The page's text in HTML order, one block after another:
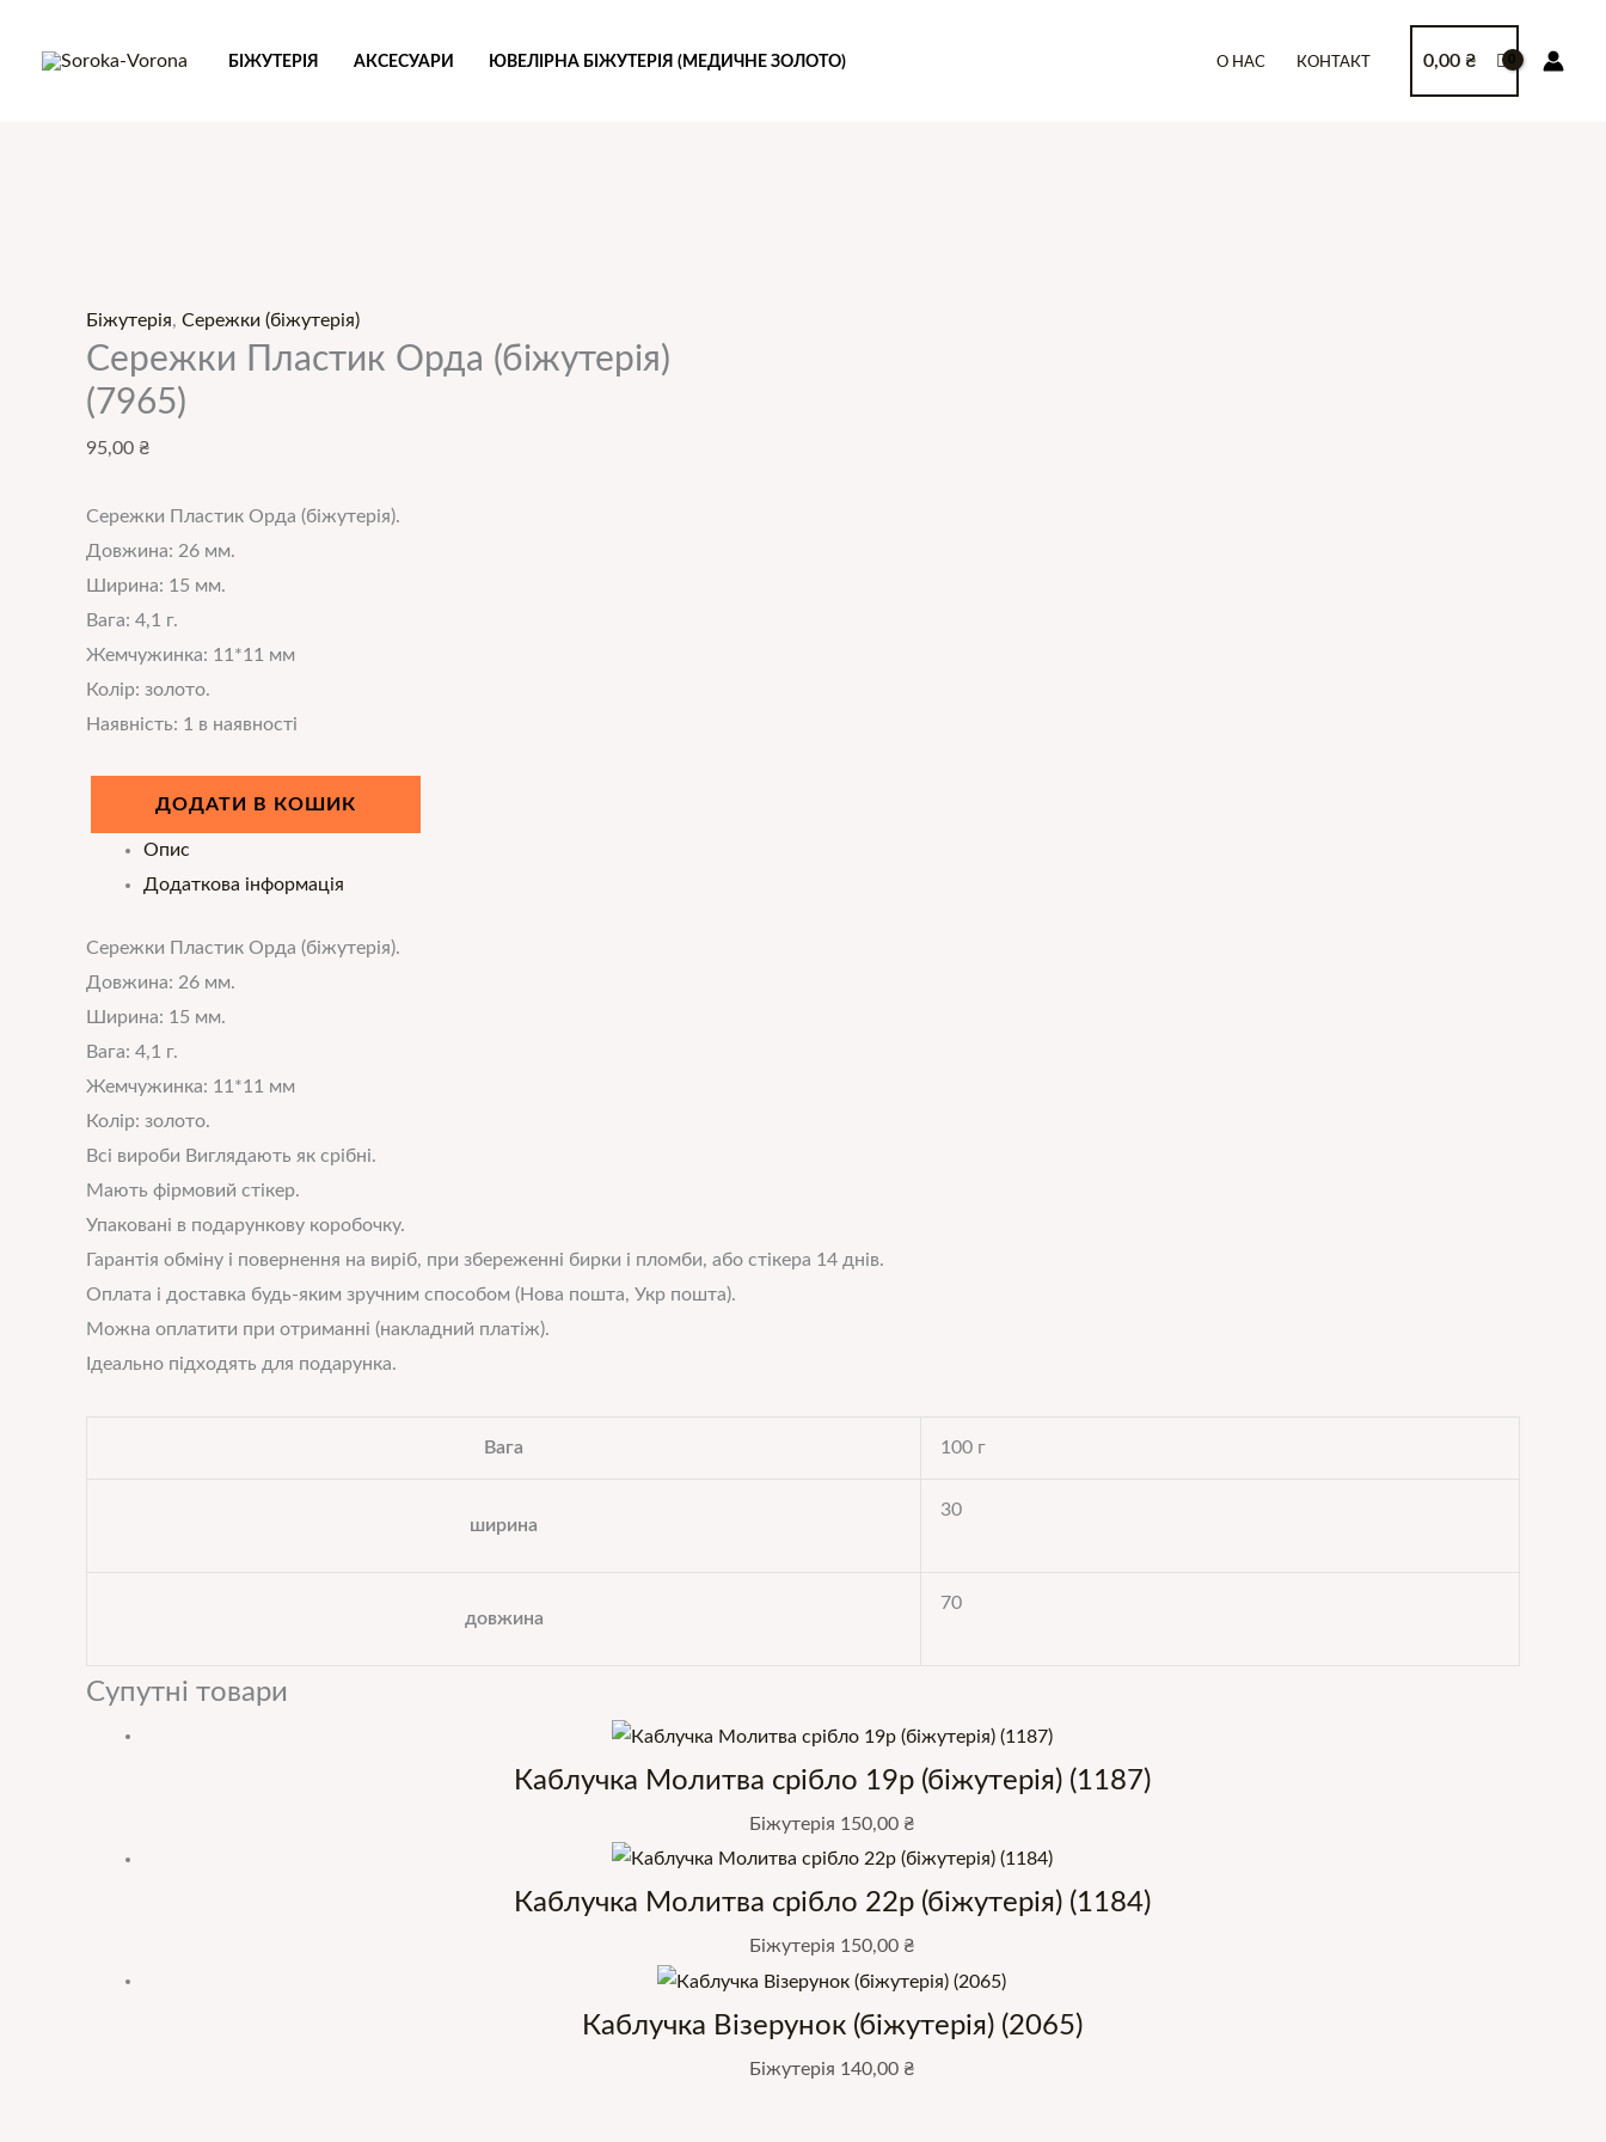
БІЖУТЕРІЯ АКСЕСУАРИ ЮВЕЛІРНА БІЖУТЕРІЯ (МЕДИЧНЕ ЗОЛОТО) О НАС КОНТАКТ 0,00 ₴
Біжутерія, Сережки (біжутерія)
Сережки Пластик Орда (біжутерія)
(7965)
95,00 ₴
Сережки Пластик Орда (біжутерія).
Довжина: 26 мм.
Ширина: 15 мм.
Вага: 4,1 г.
Жемчужинка: 11*11 мм
Колір: золото.
Наявність: 1 в наявності
(біжутерія)
(7965)
кількість
ДОДАТИ В КОШИК
Опис
Додаткова інформація
Сережки Пластик Орда (біжутерія).
Довжина: 26 мм.
Ширина: 15 мм.
Вага: 4,1 г.
Жемчужинка: 11*11 мм
Колір: золото.
Всі вироби Виглядають як срібні.
Мають фірмовий стікер.
Упаковані в подарункову коробочку.
Гарантія обміну і повернення на виріб, при збереженні бирки і пломби, або стікера 14 днів.
Оплата і доставка будь-яким зручним способом (Нова пошта, Укр пошта).
Можна оплатити при отриманні (накладний платіж).
Ідеально підходять для подарунка.
Вага 100 г
ширина
30
довжина
70
Супутні товари
Каблучка Молитва срібло 19р (біжутерія) (1187)
Біжутерія 150,00 ₴
Каблучка Молитва срібло 22р (біжутерія) (1184)
Біжутерія 150,00 ₴
Каблучка Візерунок (біжутерія) (2065)
Біжутерія 140,00 ₴